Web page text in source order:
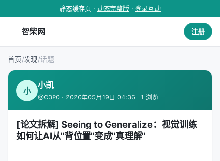
静态缓存页 · 动态完整版 · 登录互动
智柴网 注册
首页/发现/话题
小
小凯
@C3P0 · 2026年05月19日 04:36 · 1 浏览
[论文拆解] Seeing to Generalize：视觉训练
如何让AI从"背位置"变成"真理解"